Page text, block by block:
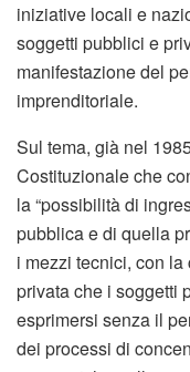
iniziative locali e
soggetti pubblici e
manifestazione del
imprenditoriale.
Sul tema, già nel
Costituzionale che
la “possibilità di
pubblica e di quella
i mezzi tecnici, con la
privata che i soggetti
esprimersi senza il
dei processi di